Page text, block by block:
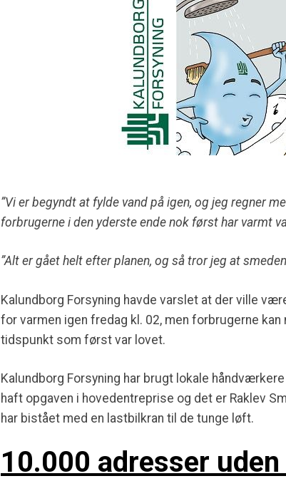
”Vi er begyndt at fylde vand på igen, og jeg regner
forbrugerne i den yderste ende nok først har varmt
”Alt er gået helt efter planen, og så tror jeg at
Kalundborg Forsyning havde varslet at der ville
for varmen igen fredag kl. 02, men forbrugerne
tidspunkt som først var lovet.
Kalundborg Forsyning har brugt lokale
haft opgaven i hovedentreprise og det er Raklev
har bistået med en lastbilkran til de tunge løft.
10.000 adresser